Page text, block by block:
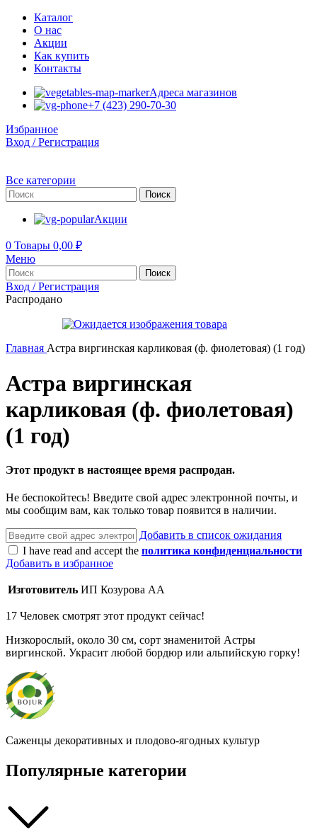
Каталог
О нас
Акции
Как купить
Контакты
Адреса магазинов
+7 (423) 290-70-30
Избранное
Вход / Регистрация
Все категории
Поиск
Акции
0 Товары 0,00 ₽
Меню
Поиск
Вход / Регистрация
Распродано
Главная Астра виргинская карликовая (ф. фиолетовая) (1 год)
Астра виргинская
карликовая (ф. фиолетовая)
(1 год)
Этот продукт в настоящее время распродан.
Не беспокойтесь! Введите свой адрес электронной почты, и
мы сообщим вам, как только товар появится в наличии.
Добавить в список ожидания
I have read and accept the политика конфиденциальности
Добавить в избранное
Изготовитель ИП Козурова АА
17 Человек смотрят этот продукт сейчас!
Низкорослый, около 30 см, сорт знаменитой Астры
виргинской. Украсит любой бордюр или альпийскую горку!
Саженцы декоративных и плодово-ягодных культур
Популярные категории